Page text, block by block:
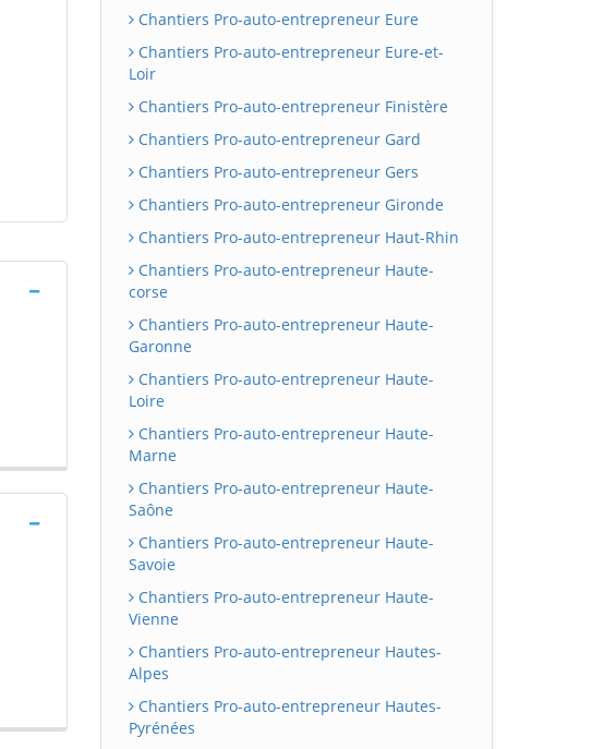
Chantiers Pro-auto-entrepreneur Eure
Chantiers Pro-auto-entrepreneur Eure-et-
Loir
Chantiers Pro-auto-entrepreneur Finistère
Chantiers Pro-auto-entrepreneur Gard
Chantiers Pro-auto-entrepreneur Gers
Chantiers Pro-auto-entrepreneur Gironde
Chantiers Pro-auto-entrepreneur Haut-Rhin
Chantiers Pro-auto-entrepreneur Haute-
corse
Chantiers Pro-auto-entrepreneur Haute-
Garonne
Chantiers Pro-auto-entrepreneur Haute-
Loire
Chantiers Pro-auto-entrepreneur Haute-
Marne
Chantiers Pro-auto-entrepreneur Haute-
Saône
Chantiers Pro-auto-entrepreneur Haute-
Savoie
Chantiers Pro-auto-entrepreneur Haute-
Vienne
Chantiers Pro-auto-entrepreneur Hautes-
Alpes
Chantiers Pro-auto-entrepreneur Hautes-
Pyrénées